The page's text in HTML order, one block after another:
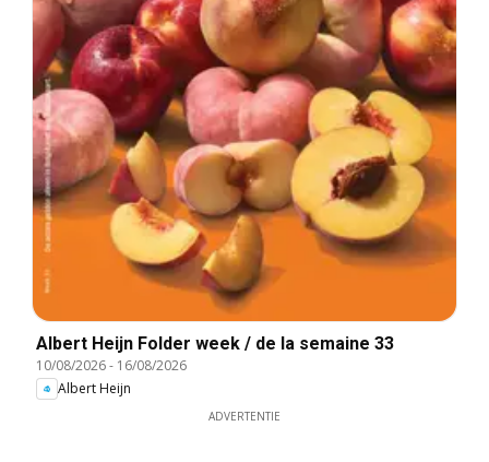
Albert Heijn Folder week / de la semaine 33
10/08/2026- 16/08/2026
Albert Heijn
ADVERTENTIE